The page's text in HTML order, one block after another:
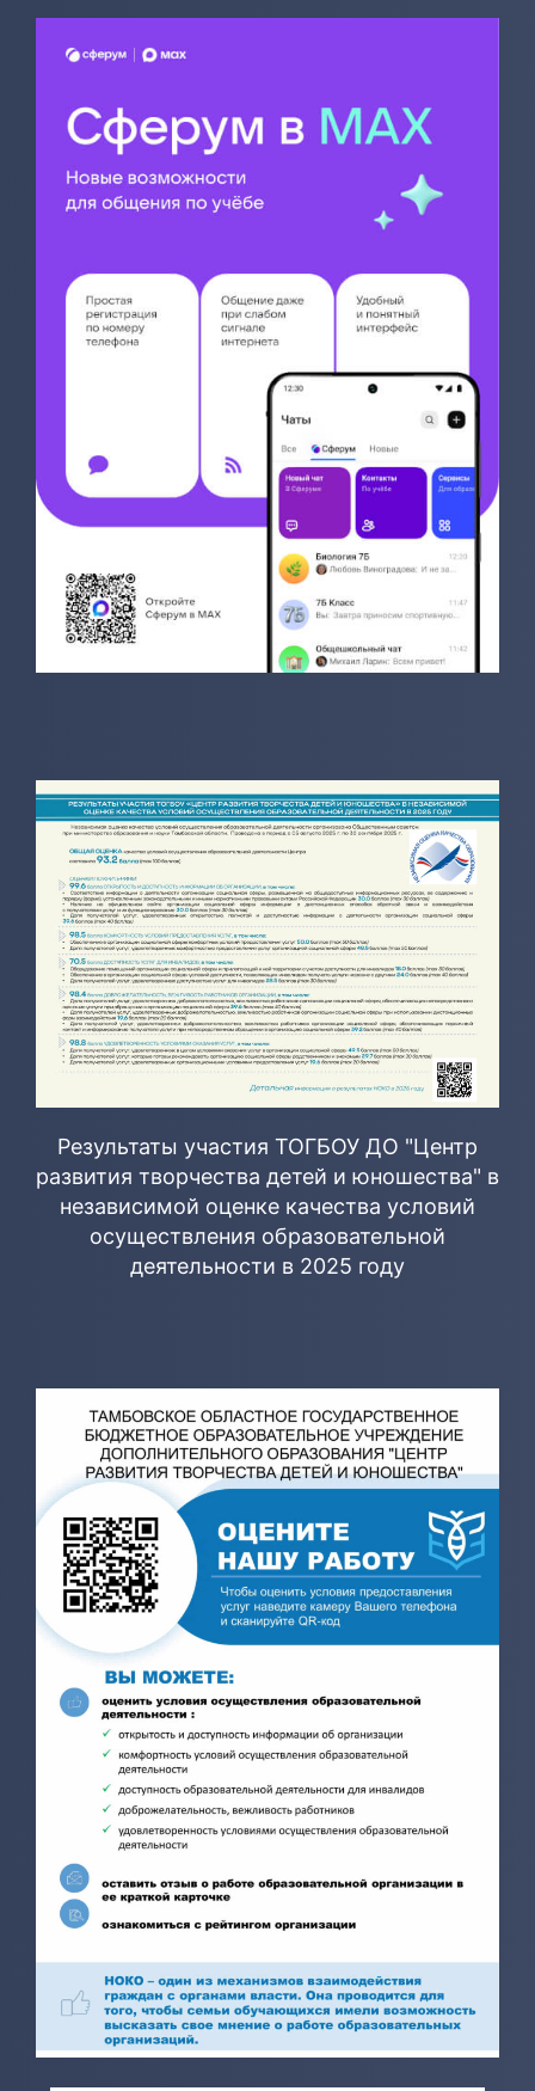
Результаты участия ТОГБОУ ДО "Центр
развития творчества детей и юношества" в
независимой оценке качества условий
осуществления образовательной
деятельности в 2025 году